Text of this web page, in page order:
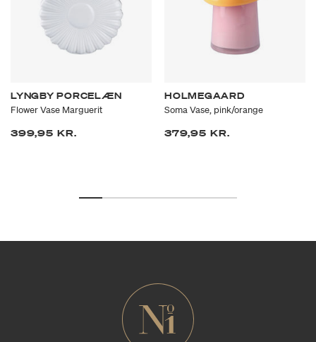
LYNGBY PORCELÆN
Flower Vase Marguerit
399,95 KR.
HOLMEGAARD
Soma Vase, pink/orange
379,95 KR.